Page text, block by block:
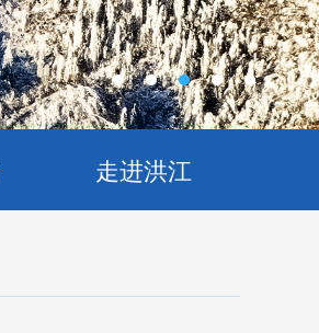
走进洪江